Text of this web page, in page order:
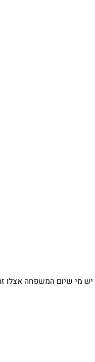
מי שיום המשפחה אצלו זה